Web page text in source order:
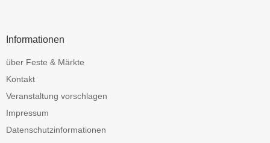
Informationen
über Feste & Märkte
Kontakt
Veranstaltung vorschlagen
Impressum
Datenschutzinformationen